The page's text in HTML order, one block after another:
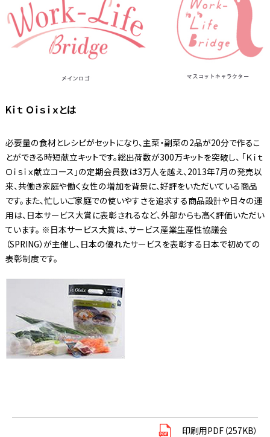
Kｉｔ Ｏｉｓｉｘとは
必要量の食材とレシピがセットになり、主菜・副菜の2品が20分で作るこ
とができる時短献立キットです。総出荷数が300万キットを突破し、 「Ｋｉｔ
Ｏｉｓｉｘ献立コース」の定期会員数は3万人を越え、2013年7月の発売以
来、共働き家庭や働く女性の増加を背景に、好評をいただいている商品
です。また、忙しいご家庭での使いやすさを追求する商品設計や日々の運
用は、日本サービス大賞に表彰されるなど、外部からも高く評価いただい
ています。 ※日本サービス大賞は、サービス産業生産性協議会
（SPRING）が主催し、日本の優れたサービスを表彰する日本で初めての
表彰制度です。
印刷用PDF（257KB）